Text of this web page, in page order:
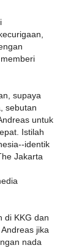
supaya
sebutan
untuk
Istilah
identik
Jakarta
di KKG dan
jika
nada